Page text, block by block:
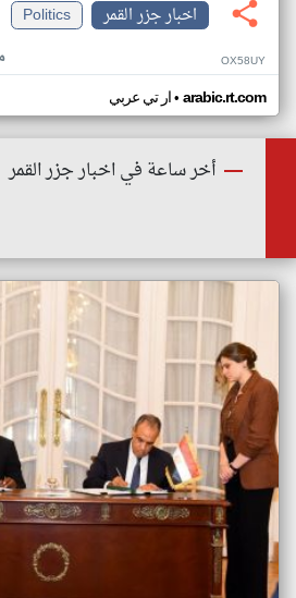
اخبار جزر القمر
Politics
OX58UY
ار تي عربي• arabic.rt.com
أخر ساعة في اخبار جزر القمر